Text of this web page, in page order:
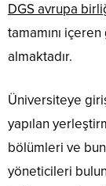
DGS avrupa
tamamını içeren
almaktadır.
Üniversiteye
yapılan
bölümleri ve
yöneticileri